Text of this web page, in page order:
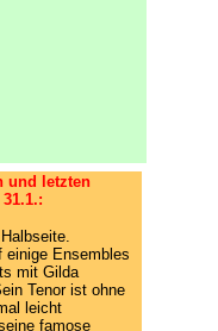
und letzten
einige Ensembles
mit Gilda
Tenor ist ohne
leicht
famose